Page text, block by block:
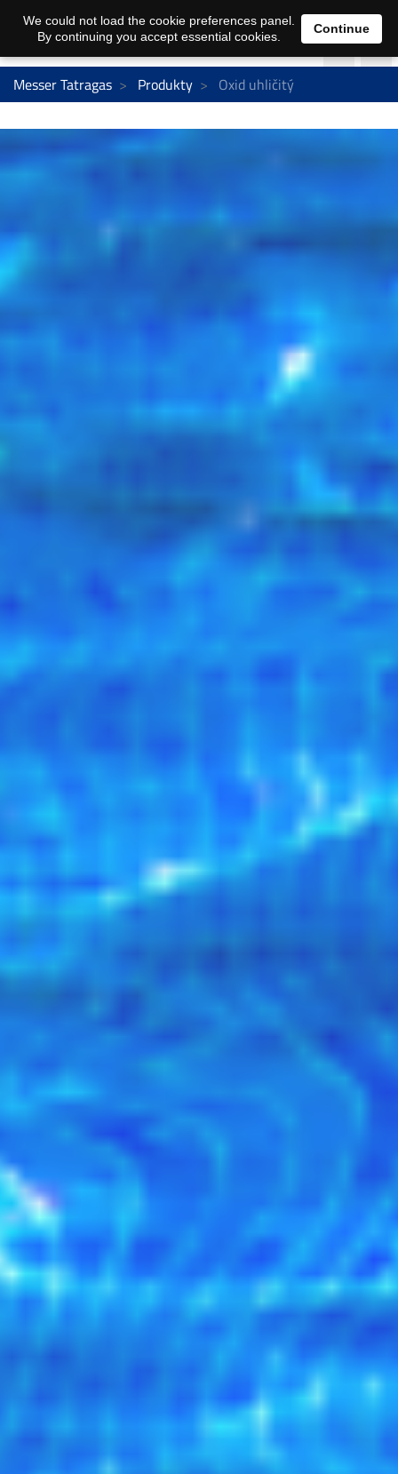
Messer Tatragas Produkty Oxid uhličitý
We could not load the cookie preferences panel.
By continuing you accept essential cookies.
Continue